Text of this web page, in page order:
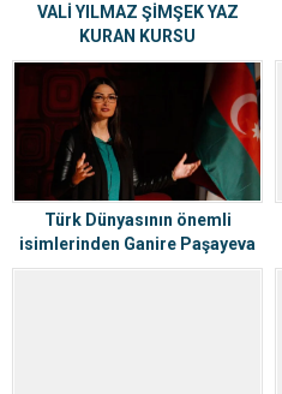
VALİ YILMAZ ŞİMŞEK YAZ
KURAN KURSU
ÖĞRENCİLERİYLE BULUŞTU
Türk Dünyasının önemli
isimlerinden Ganire Paşayeva
hayatını kaybetti